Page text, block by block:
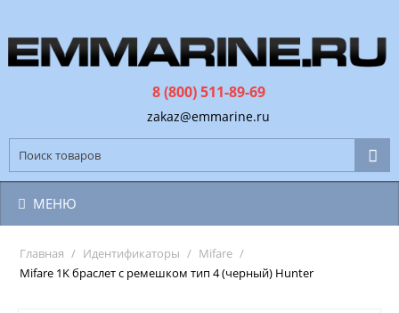
8 (800) 511-89-69
zakaz@emmarine.ru
МЕНЮ
Главная / Идентификаторы / Mifare /
Mifare 1K браслет с ремешком тип 4 (черный) Hunter